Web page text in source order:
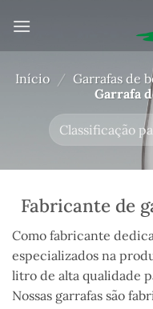
para
o
Início / Garrafas de
Garrafa
Fabricante de
Como fabricante
especializados na
litro de alta qualidade
Nossas garrafas são